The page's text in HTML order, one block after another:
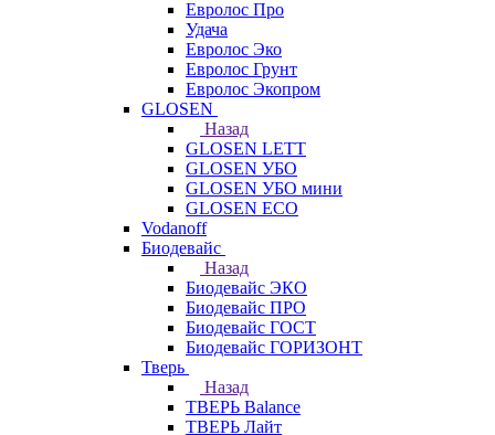
Евролос Про
Удача
Евролос Эко
Евролос Грунт
Евролос Экопром
GLOSEN
Назад
GLOSEN LETT
GLOSEN УБО
GLOSEN УБО мини
GLOSEN ECO
Vodanoff
Биодевайс
Назад
Биодевайс ЭКО
Биодевайс ПРО
Биодевайс ГОСТ
Биодевайс ГОРИЗОНТ
Тверь
Назад
ТВЕРЬ Balance
ТВЕРЬ Лайт